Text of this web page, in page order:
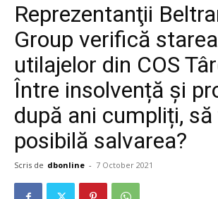
Reprezentanţii
Group verifică starea
utilajelor din COS
Între insolvență și
după ani cumpliți, să
posibilă salvarea?
Scris de dbonline - 7 October 2021